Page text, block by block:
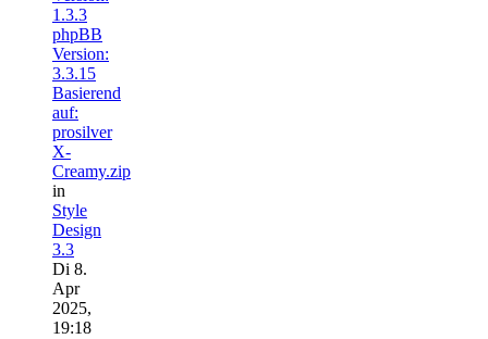
1.3.3
phpBB
Version:
3.3.15
Basierend
auf:
prosilver
X-
Creamy.zip
in
Style
Design
3.3
Di 8.
Apr
2025,
19:18